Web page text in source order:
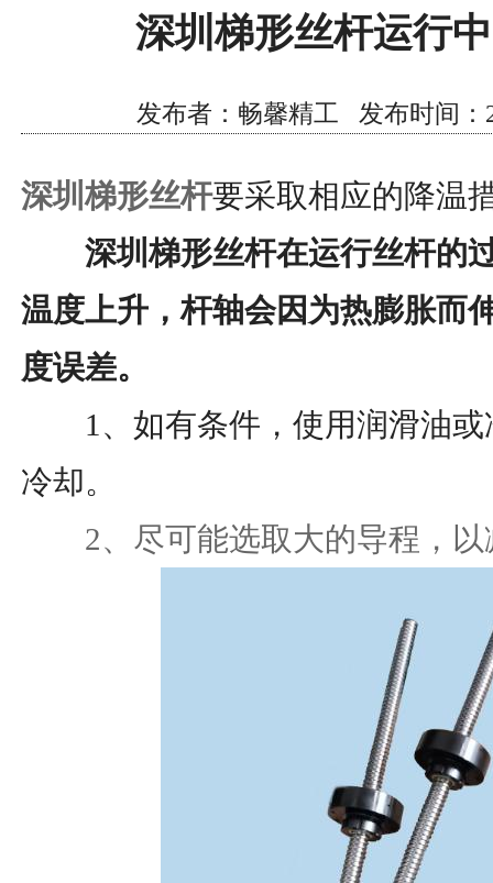
深圳梯形丝杆运行
发布者：畅馨精工 发布时间：
深圳梯形丝杆要采取相应的降温
深圳梯形丝杆在运行丝杆的
温度上升，杆轴会因为热膨胀而
度误差。
1、如有条件，使用润滑油或
冷却。
2、尽可能选取大的导程，以